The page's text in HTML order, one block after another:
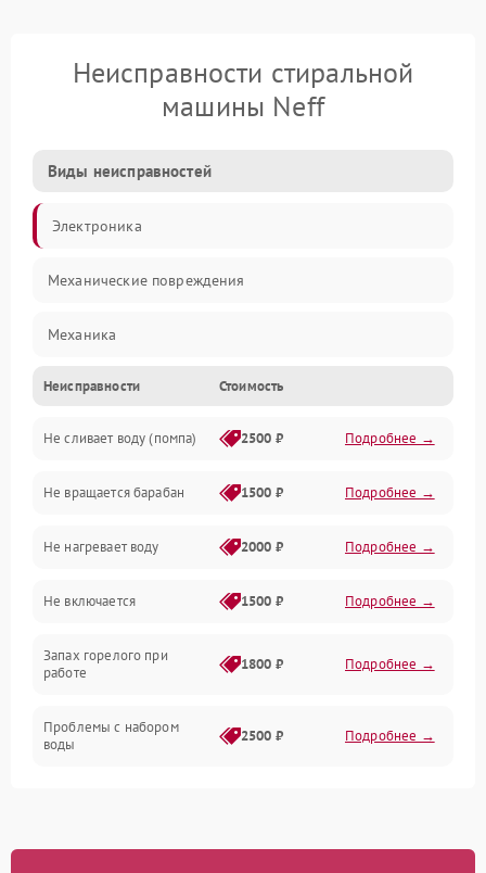
Неисправности стиральной
машины Neff
Виды неисправностей
Электроника
Механические повреждения
Механика
Электропитание
Водоснабжение
Слив
Программное обеспечение
Неисправности Стоимость
Не сливает воду (помпа) 2500 ₽ Подробнее →
Не вращается барабан 1500 ₽ Подробнее →
Не нагревает воду 2000 ₽ Подробнее →
Не включается 1500 ₽ Подробнее →
Запах горелого при
работе
1800 ₽ Подробнее →
Проблемы с набором
воды
2500 ₽ Подробнее →
Замена платы управления 2200 ₽ Подробнее →